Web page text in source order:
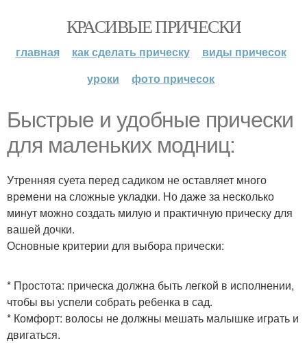
КРАСИВЫЕ ПРИЧЕСКИ
главная как сделать прическу
виды причесок
уроки
фото причесок
Быстрые и удобные прически
для маленьких модниц:
Утренняя суета перед садиком не оставляет много
времени на сложные укладки. Но даже за несколько
минут можно создать милую и практичную прическу для
вашей дочки.
Основные критерии для выбора прически:
* Простота: прическа должна быть легкой в исполнении,
чтобы вы успели собрать ребенка в сад.
* Комфорт: волосы не должны мешать малышке играть и
двигаться.